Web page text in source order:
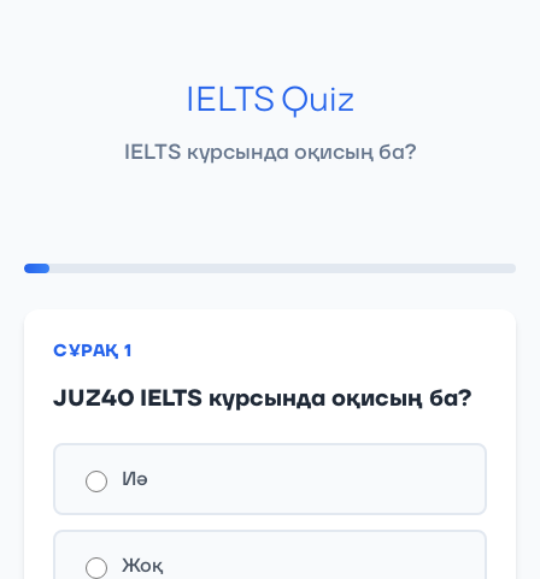
IELTS Quiz
IELTS курсында оқисың ба?
СҰРАҚ 1
JUZ40 IELTS курсында оқисың ба?
Иә
Жоқ